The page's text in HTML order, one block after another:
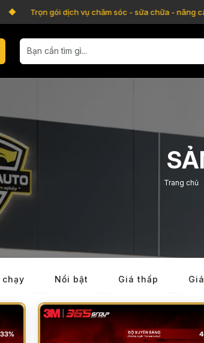
Trọn gói dịch vụ chăm sóc - sửa chữa - nâng cấp
Trang chủ
chạy Nổi bật Giá thấp